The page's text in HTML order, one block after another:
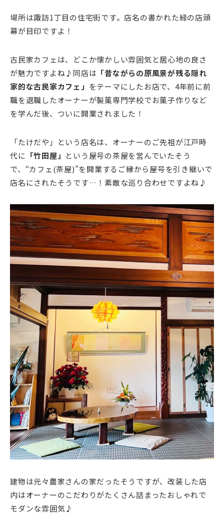
場所は諏訪1丁目の住宅街です。店名の書かれた緑の店頭
幕が目印ですよ！
古民家カフェは、どこか懐かしい雰囲気と居心地の良さ
が魅力ですよね♪同店は 「昔ながらの原風景が残る隠れ
家的な古民家カフェ」 をテーマにしたお店で、4年前に前
職を退職したオーナーが製菓専門学校でお菓子作りなど
を学んだ後、ついに開業されました！
「たけだや」という店名は、オーナーのご先祖が江戸時
代に 「竹田屋」 という屋号の茶屋を営んでいたそう
で、“カフェ(茶屋)”を開業するご縁から屋号を引き継いで
店名にされたそうです…！素敵な巡り合わせですよね♪
建物は元々農家さんの家だったそうですが、改装した店
内はオーナーのこだわりがたくさん詰まったおしゃれで
モダンな雰囲気♪